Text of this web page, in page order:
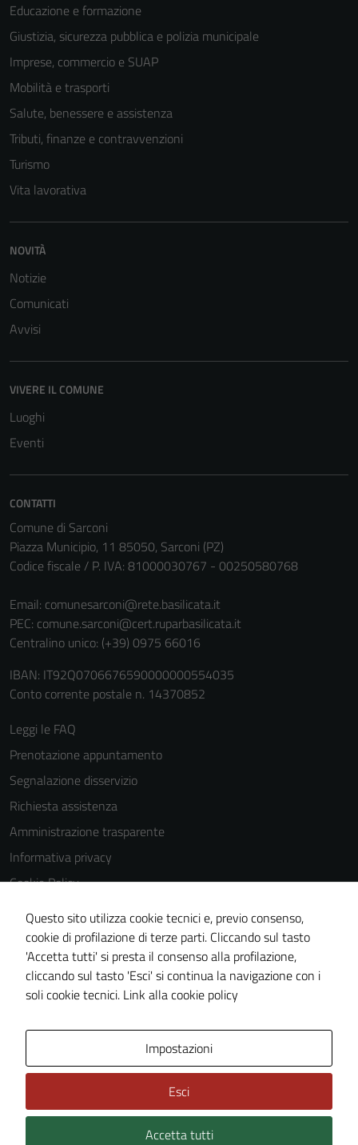
Educazione e formazione
Giustizia, sicurezza pubblica e polizia municipale
Imprese, commercio e SUAP
Mobilità e trasporti
Salute, benessere e assistenza
Tributi, finanze e contravvenzioni
Turismo
Vita lavorativa
NOVITÀ
Notizie
Comunicati
Avvisi
VIVERE IL COMUNE
Luoghi
Eventi
CONTATTI
Comune di Sarconi
Piazza Municipio, 11 85050, Sarconi (PZ)
Codice fiscale / P. IVA: 81000030767 - 00250580768
Email: comunesarconi@rete.basilicata.it
PEC: comune.sarconi@cert.ruparbasilicata.it
Centralino unico: (+39) 0975 66016
IBAN: IT92Q0706676590000000554035
Conto corrente postale n. 14370852
Leggi le FAQ
Prenotazione appuntamento
Segnalazione disservizio
Richiesta assistenza
Amministrazione trasparente
Informativa privacy
Cookie Policy
Note legali
Dichiarazione di accessibilità
Piano di miglioramento del sito
Statistiche sito web
Technical Design s.r.l.
Questo sito utilizza cookie tecnici e, previo consenso,
cookie di profilazione di terze parti. Cliccando sul tasto
'Accetta tutti' si presta il consenso alla profilazione,
cliccando sul tasto 'Esci' si continua la navigazione con i
soli cookie tecnici. Link alla cookie policy
Impostazioni
Esci
Accetta tutti
possono